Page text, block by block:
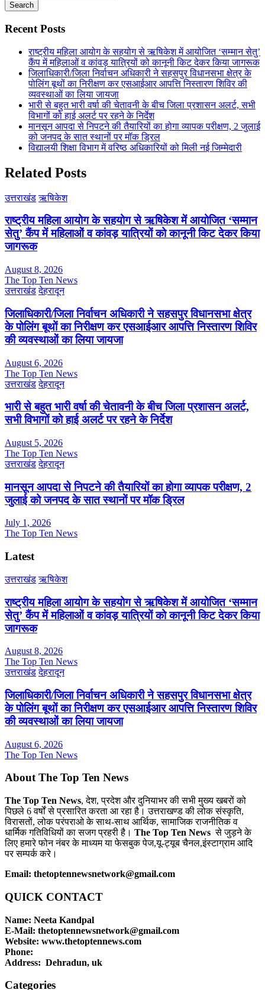
Search
Recent Posts
राष्ट्रीय महिला आयोग के सहयोग से ऋषिकेश में आयोजित ‘सम्मान सेतु’
कैंप में महिलाओं व कांवड़ यात्रियों को कानूनी किट देकर किया जागरूक
जिलाधिकारी/जिला निर्वाचन अधिकारी ने सहसपुर विधानसभा क्षेत्र के
पोलिंग बूथों का निरीक्षण कर एसआईआर आपत्ति निस्तारण शिविर की
व्यवस्थाओं का लिया जायजा
भारी से बहुत भारी वर्षा की चेतावनी के बीच जिला प्रशासन अलर्ट, सभी
विभागों को हाई अलर्ट पर रहने के निर्देश
मानसून आपदा से निपटने की तैयारियों का होगा व्यापक परीक्षण, 2 जुलाई
को जनपद के सात स्थानों पर मॉक ड्रिल
विद्यालयी शिक्षा विभाग में वरिष्ठ अधिकारियों को मिली नई जिम्मेदारी
Related Posts
उत्तराखंड ऋषिकेश
राष्ट्रीय महिला आयोग के सहयोग से ऋषिकेश में आयोजित ‘सम्मान
सेतु’ कैंप में महिलाओं व कांवड़ यात्रियों को कानूनी किट देकर किया
जागरूक
August 8, 2026
The Top Ten News
उत्तराखंड देहरादून
जिलाधिकारी/जिला निर्वाचन अधिकारी ने सहसपुर विधानसभा क्षेत्र
के पोलिंग बूथों का निरीक्षण कर एसआईआर आपत्ति निस्तारण शिविर
की व्यवस्थाओं का लिया जायजा
August 6, 2026
The Top Ten News
उत्तराखंड देहरादून
भारी से बहुत भारी वर्षा की चेतावनी के बीच जिला प्रशासन अलर्ट,
सभी विभागों को हाई अलर्ट पर रहने के निर्देश
August 5, 2026
The Top Ten News
उत्तराखंड देहरादून
मानसून आपदा से निपटने की तैयारियों का होगा व्यापक परीक्षण, 2
जुलाई को जनपद के सात स्थानों पर मॉक ड्रिल
July 1, 2026
The Top Ten News
Latest
उत्तराखंड ऋषिकेश
राष्ट्रीय महिला आयोग के सहयोग से ऋषिकेश में आयोजित ‘सम्मान
सेतु’ कैंप में महिलाओं व कांवड़ यात्रियों को कानूनी किट देकर किया
जागरूक
August 8, 2026
The Top Ten News
उत्तराखंड देहरादून
जिलाधिकारी/जिला निर्वाचन अधिकारी ने सहसपुर विधानसभा क्षेत्र
के पोलिंग बूथों का निरीक्षण कर एसआईआर आपत्ति निस्तारण शिविर
की व्यवस्थाओं का लिया जायजा
August 6, 2026
The Top Ten News
About The Top Ten News
The Top Ten News, देश, प्रदेश और दुनियाभर की सभी मुख्य खबरों को
पिछले 6 वर्षों से प्रसारित करता आ रहा है। उत्तराखण्ड की लोक संस्कृति,
विरासतों, लोक परंपराओ के साथ-साथ आर्थिक, सामाजिक राजनीतिक व
धार्मिक गतिविधियों का सजग प्रहरी है। The Top Ten News से जुड़ने के
लिए हमारे फोन नंबर के माध्यम या फेसबुक पेज,यू-ट्यूब चैनल,इंस्टाग्राम आदि
पर सम्पर्क करे।
Email: thetoptennewsnetwork@gmail.com
QUICK CONTACT
Name: Neeta Kandpal
E-Mail: thetoptennewsnetwork@gmail.com
Website: www.thetoptennews.com
Phone:
Address: Dehradun, uk
Categories